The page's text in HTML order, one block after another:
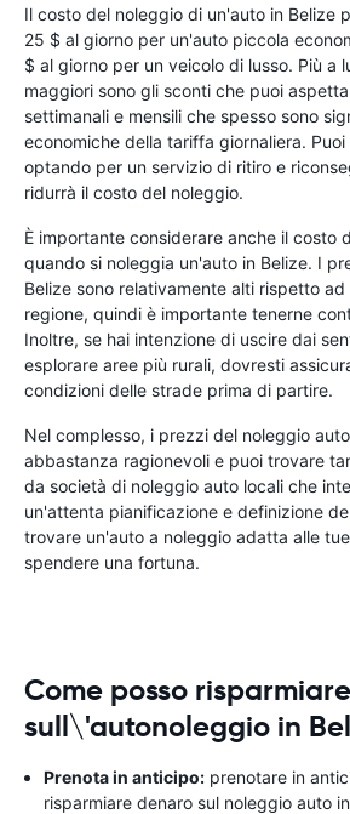
Il costo del noleggio di un'auto in Belize
25 $ al giorno per un'auto piccola
$ al giorno per un veicolo di lusso. Più a
maggiori sono gli sconti che puoi
settimanali e mensili che spesso sono
economiche della tariffa giornaliera.
optando per un servizio di ritiro e
ridurrà il costo del noleggio.
È importante considerare anche il costo
quando si noleggia un'auto in Belize. I
Belize sono relativamente alti rispetto
regione, quindi è importante tenerne
Inoltre, se hai intenzione di uscire dai
esplorare aree più rurali, dovresti
condizioni delle strade prima di partire.
Nel complesso, i prezzi del noleggio
abbastanza ragionevoli e puoi trovare
da società di noleggio auto locali che
un'attenta pianificazione e definizione
trovare un'auto a noleggio adatta alle
spendere una fortuna.
Come posso risparmiare
sull\'autonoleggio in
Prenota in anticipo: prenotare in
risparmiare denaro sul noleggio auto